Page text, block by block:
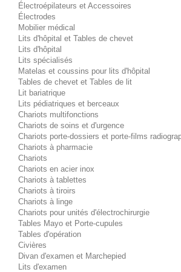
Électroépilateurs et Accessoires
Électrodes
Mobilier médical
Lits d'hôpital et Tables de chevet
Lits d'hôpital
Lits spécialisés
Matelas et coussins pour lits d'hôpital
Tables de chevet et Tables de lit
Lit bariatrique
Lits pédiatriques et berceaux
Chariots multifonctions
Chariots de soins et d'urgence
Chariots porte-dossiers et porte-films
Chariots à pharmacie
Chariots
Chariots en acier inox
Chariots à tablettes
Chariots à tiroirs
Chariots à linge
Chariots pour unités d'électrochirurgie
Tables Mayo et Porte-cupules
Tables d'opération
Civières
Divan d'examen et Marchepied
Lits d'examen